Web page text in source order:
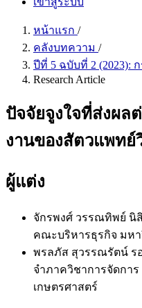
หน้าแรก /
คลังบทความ /
ปีที่ 5 ฉบับที่ 2 (2023):
Research Article
ปัจจัยจูงใจที่ส่งผล
งานของสัตวแพทย์
ผู้แต่ง
จักรพงศ์ วรรณทิพย์ นิ
คณะบริหารธุรกิจ มหา
พรลภัส สุวรรณรัตน์ ร
จําภาควิชาการจัดกา
เกษตรศาสตร์